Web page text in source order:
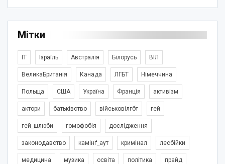
Мітки
IT Ізраїль Австралія Білорусь ВІЛ
ВеликаБританія Канада ЛГБТ Німеччина
Польща США Україна Франція активізм
актори батьківство військовілгбт гей
гей_шлюби гомофобія дослідження
законодавство камінґ_аут кримінал лесбійки
медицина музика освіта політика прайд